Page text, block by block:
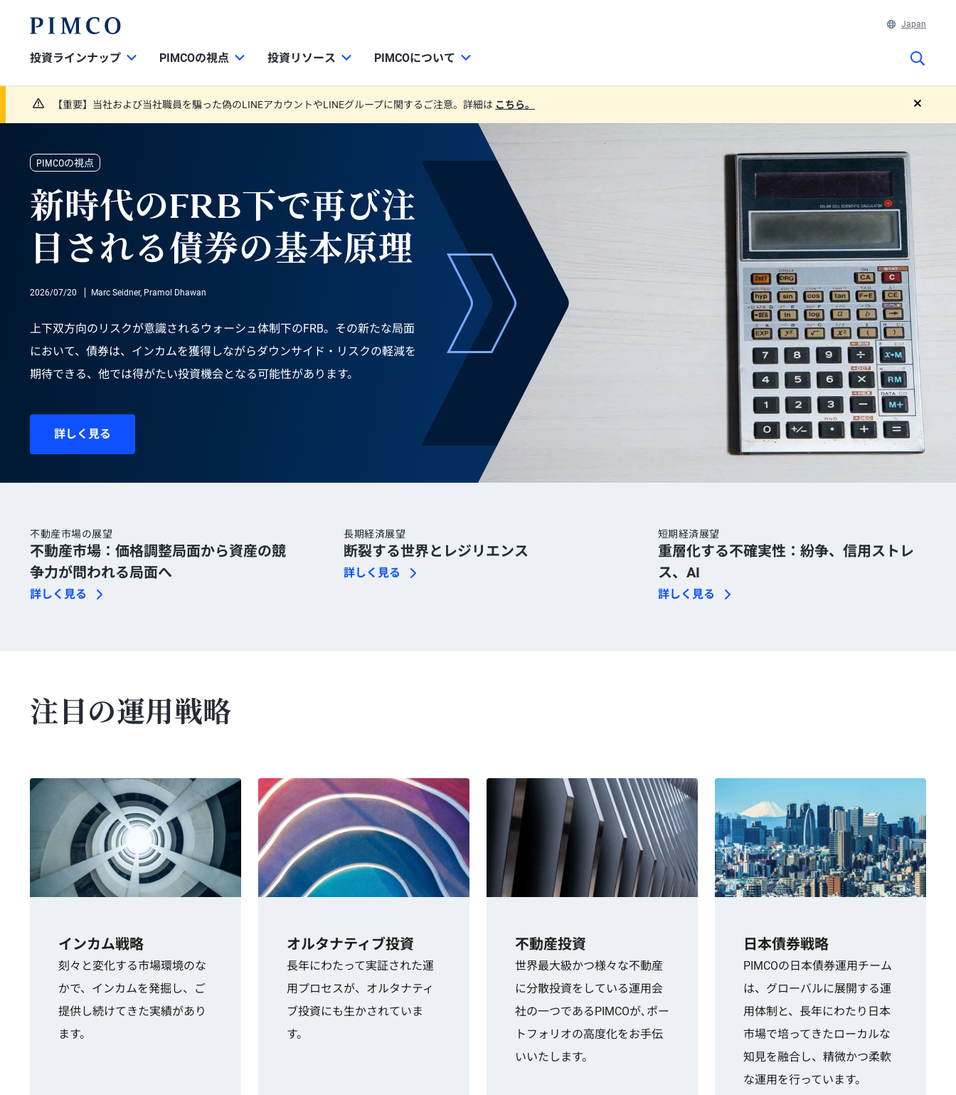
Japan
投資ラインナップ PIMCOの視点 投資リソース PIMCOについて
【重要】当社および当社職員を騙った偽のLINEアカウントやLINEグループに関するご注意。詳細は こちら。
PIMCOの視点
新時代のFRB下で再び注
目される債券の基本原理
2026/07/20 Marc Seidner, Pramol Dhawan
上下双方向のリスクが意識されるウォーシュ体制下のFRB。その新たな局面
において、債券は、インカムを獲得しながらダウンサイド・リスクの軽減を
期待できる、他では得がたい投資機会となる可能性があります。
詳しく見る
不動産市場の展望
不動産市場：価格調整局面から資産の競
争力が問われる局面へ
詳しく見る
長期経済展望
断裂する世界とレジリエンス
詳しく見る
短期経済展望
重層化する不確実性：紛争、信用ストレ
ス、AI
詳しく見る
注目の運用戦略
インカム戦略
刻々と変化する市場環境のな
かで、インカムを発掘し、ご
提供し続けてきた実績があり
ます。
オルタナティブ投資
長年にわたって実証された運
用プロセスが、オルタナティ
ブ投資にも生かされていま
す。
不動産投資
世界最大級かつ様々な不動産
に分散投資をしている運用会
社の一つであるPIMCOが､ポー
トフォリオの高度化をお手伝
いいたします。
日本債券戦略
PIMCOの日本債券運用チーム
は、グローバルに展開する運
用体制と、長年にわたり日本
市場で培ってきたローカルな
知見を融合し、精微かつ柔軟
な運用を行っています。